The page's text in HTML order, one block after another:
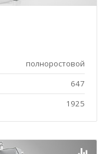
полноростовой
647
1925